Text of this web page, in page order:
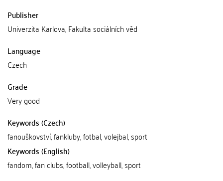
Publisher
Univerzita Karlova, Fakulta sociálních věd
Language
Czech
Grade
Very good
Keywords (Czech)
fanouškovství, fankluby, fotbal, volejbal, sport
Keywords (English)
fandom, fan clubs, football, volleyball, sport